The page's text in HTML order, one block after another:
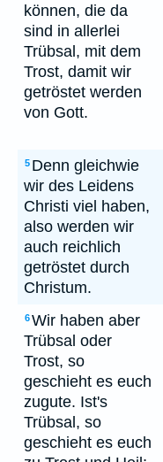
können, die da
sind in allerlei
Trübsal, mit dem
Trost, damit wir
getröstet werden
von Gott.
5 Denn gleichwie
wir des Leidens
Christi viel haben,
also werden wir
auch reichlich
getröstet durch
Christum.
6Wir haben aber
Trübsal oder
Trost, so
geschieht es euch
zugute. Ist's
Trübsal, so
geschieht es euch